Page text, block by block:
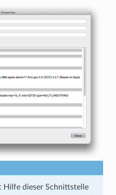
Hilfe dieser Schnittstelle